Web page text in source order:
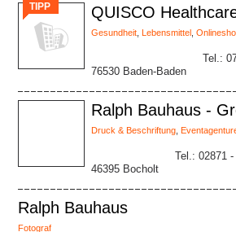
TIPP QUISCO
Gesundheit Lebensmittel
76530 Baden-Baden
Tel.:
Ralph Bauhaus -
Druck & Beschriftung
46395 Bocholt
Tel.: 02871 -
Ralph Bauhaus
Fotograf